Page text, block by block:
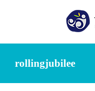
rollingjubilee